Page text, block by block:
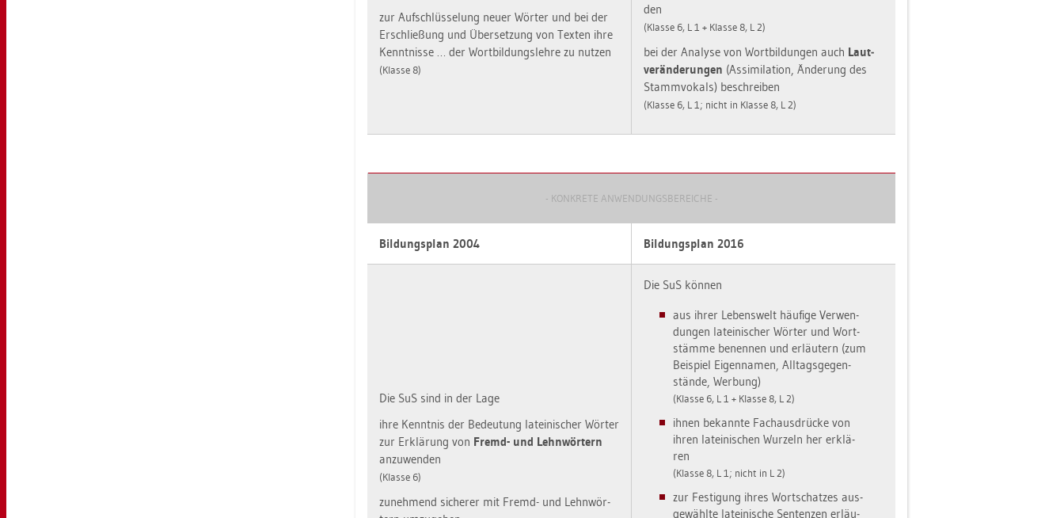
zur Auf­schlüs­se­lung neuer Wör­ter und bei der
Er­schlie­ßung und Über­set­zung von Tex­ten ihre
Kennt­nis­se … der Wort­bil­dungs­leh­re zu nut­zen
(Klas­se 8)
den
(Klas­se 6, L 1 + Klas­se 8, L 2)
bei der Ana­ly­se von Wort­bil­dun­gen auch Laut­
ver­än­de­run­gen (As­si­mi­la­ti­on, Än­de­rung des
Stamm­vo­kals) be­schrei­ben
(Klas­se 6, L 1; nicht in Klas­se 8, L 2)
- KON­KRE­TE AN­WEN­DUNGS­BE­REI­CHE -
Bil­dungs­plan 2004 Bil­dungs­plan 2016
Die SuS sind in der Lage
ihre Kennt­nis der Be­deu­tung la­tei­ni­scher Wör­ter
zur Er­klä­rung von Fremd- und Lehn­wör­tern
an­zu­wen­den
(Klas­se 6)
zu­neh­mend si­che­rer mit Fremd- und Lehn­wör­
Die SuS kön­nen
aus ihrer Le­bens­welt häu­fi­ge Ver­wen­
dun­gen la­tei­ni­scher Wör­ter und Wort­
stäm­me be­nen­nen und er­läu­tern (zum
Bei­spiel Ei­gen­na­men, All­tags­ge­gen­
stän­de, Wer­bung)
(Klas­se 6, L 1 + Klas­se 8, L 2)
ihnen be­kann­te Fach­aus­drü­cke von
ihren la­tei­ni­schen Wur­zeln her er­klä­
ren
(Klas­se 8, L 1; nicht in L 2)
zur Fes­ti­gung ihres Wort­schat­zes aus­
ge­wähl­te la­tei­ni­sche Sen­ten­zen er­läu­